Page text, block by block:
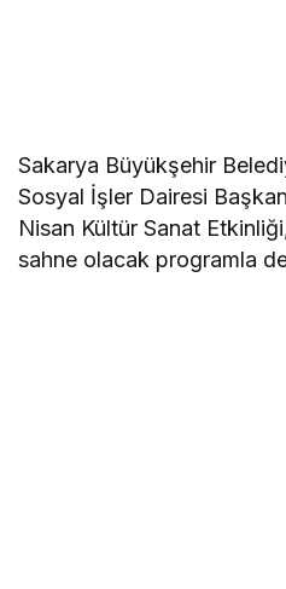
Sakarya Büyükşehir
Sosyal İşler Dairesi
Nisan Kültür Sanat
sahne olacak programla